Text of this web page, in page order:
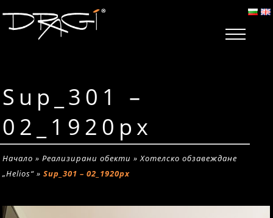
Sup_301 –
02_1920px
Начало »Реализирани обекти »Хотелско обзавеждане
„Helios“ »Sup_301 – 02_1920px